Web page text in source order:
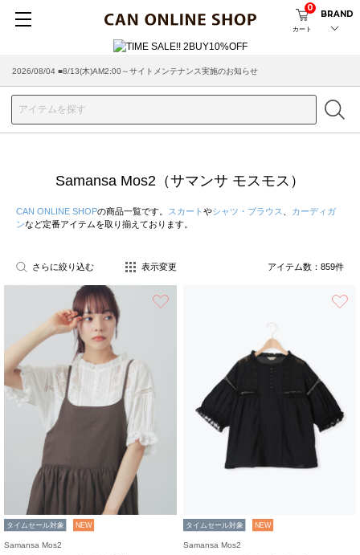
カート
0
BRAND
2026/08/04 ■8/13(木)AM2:00～サイトメンテナンス実施のお知らせ
2026/07/29 ■【お知らせ】ヤマト運輸の配送遅延・停止について
Samansa Mos2（サマンサ モスモス）
CAN ONLINE SHOPの商品一覧です。 スカート やシャツ・ブラウス
カーディガ
ンなど定番アイテムを取り揃えております。
さらに絞り込む 表示変更 アイテム数： 859件
タイムセール対象 NEW
Samansa Mos2
タイムセール対象 NEW
Samansa Mos2